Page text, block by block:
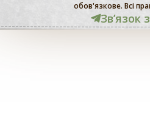
обов'язкове. Всі
Звʼязок